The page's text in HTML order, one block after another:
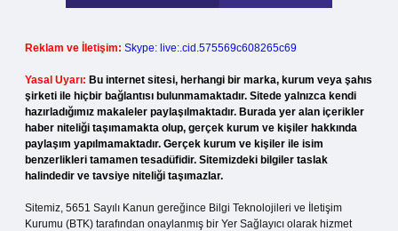
Reklam ve İletişim: Skype: live:.cid.575569c608265c69
Yasal Uyarı: Bu internet sitesi, herhangi bir marka, kurum veya şahıs
şirketi ile hiçbir bağlantısı bulunmamaktadır. Sitede yalnızca kendi
hazırladığımız makaleler paylaşılmaktadır. Burada yer alan içerikler
haber niteliği taşımamakta olup, gerçek kurum ve kişiler hakkında
paylaşım yapılmamaktadır. Gerçek kurum ve kişiler ile isim
benzerlikleri tamamen tesadüfidir. Sitemizdeki bilgiler taslak
halindedir ve tavsiye niteliği taşımazlar.
Sitemiz, 5651 Sayılı Kanun gereğince Bilgi Teknolojileri ve İletişim
Kurumu (BTK) tarafından onaylanmış bir Yer Sağlayıcı olarak hizmet